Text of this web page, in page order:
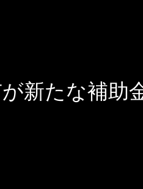
新たな補助